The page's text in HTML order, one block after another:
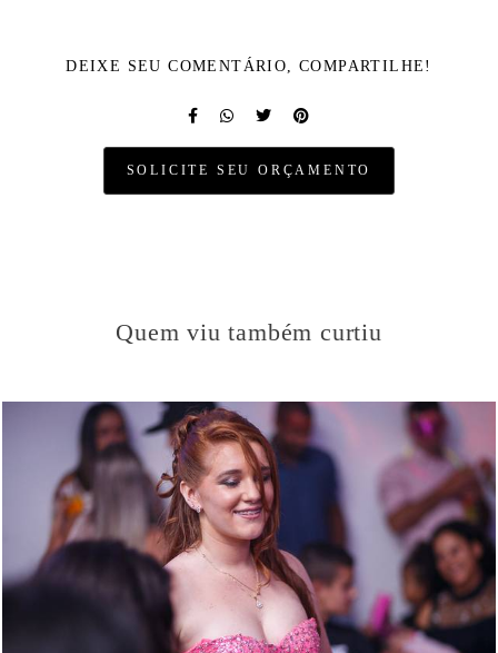
DEIXE SEU COMENTÁRIO, COMPARTILHE!
SOLICITE SEU ORÇAMENTO
Quem viu também curtiu
35